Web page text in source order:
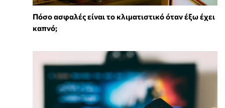
Πόσο ασφαλές είναι το κλιματιστικό όταν έξω έχει
καπνό;